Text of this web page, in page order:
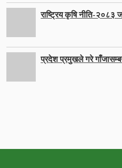
राष्ट्रिय कृषि नीति-२०८३
प्रदेश प्रमुखले गरे